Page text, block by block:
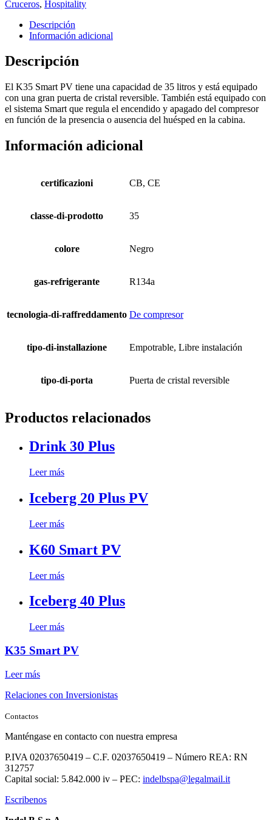
Cruceros, Hospitality
Descripción
Información adicional
Descripción
El K35 Smart PV tiene una capacidad de 35 litros y está equipado
con una gran puerta de cristal reversible. También está equipado con
el sistema Smart que regula el encendido y apagado del compresor
en función de la presencia o ausencia del huésped en la cabina.
Información adicional
certificazioni CB, CE
classe-di-prodotto 35
colore Negro
gas-refrigerante R134a
tecnologia-di-raffreddamento De compresor
tipo-di-installazione Empotrable, Libre instalación
tipo-di-porta Puerta de cristal reversible
Productos relacionados
Drink 30 Plus
Leer más
Iceberg 20 Plus PV
Leer más
K60 Smart PV
Leer más
Iceberg 40 Plus
Leer más
K35 Smart PV
Leer más
Relaciones con Inversionistas
Contactos
Manténgase en contacto con nuestra empresa
P.IVA 02037650419 – C.F. 02037650419 – Número REA: RN
312757
Capital social: 5.842.000 iv – PEC: indelbspa@legalmail.it
Escribenos